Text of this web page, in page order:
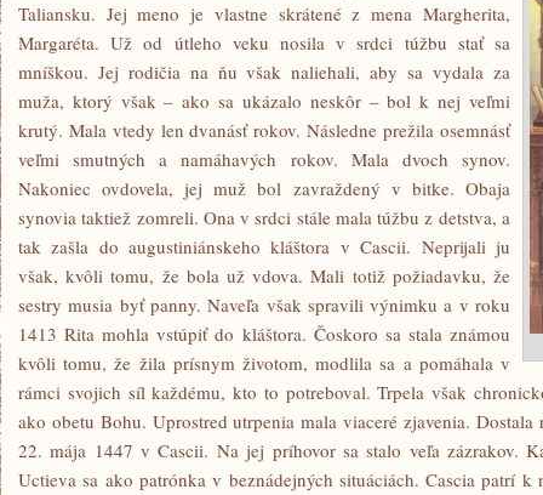
Taliansku. Jej meno je vlastne skrátené z mena Margherita,
Margaréta. Už od útleho veku nosila v srdci túžbu stať sa
mníškou. Jej rodičia na ňu však naliehali, aby sa vydala za
muža, ktorý však – ako sa ukázalo neskôr – bol k nej veľmi
krutý. Mala vtedy len dvanásť rokov. Následne prežila osemnásť
veľmi smutných a namáhavých rokov. Mala dvoch synov.
Nakoniec ovdovela, jej muž bol zavraždený v bitke. Obaja
synovia taktiež zomreli. Ona v srdci stále mala túžbu z detstva, a
tak zašla do augustiniánskeho kláštora v Cascii. Neprijali ju
však, kvôli tomu, že bola už vdova. Mali totiž požiadavku, že
sestry musia byť panny. Naveľa však spravili výnimku a v roku
1413 Rita mohla vstúpiť do kláštora. Čoskoro sa stala známou
kvôli tomu, že žila prísnym životom, modlila sa a pomáhala v
rámci svojich síl každému, kto to potreboval. Trpela však
ako obetu Bohu. Uprostred utrpenia mala viaceré zjavenia.
22. mája 1447 v Cascii. Na jej príhovor sa stalo veľa zázrakov.
Uctieva sa ako patrónka v beznádejných situáciách. Cascia patrí